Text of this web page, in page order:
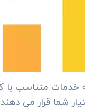
خدمات متناسب
شما قرار می